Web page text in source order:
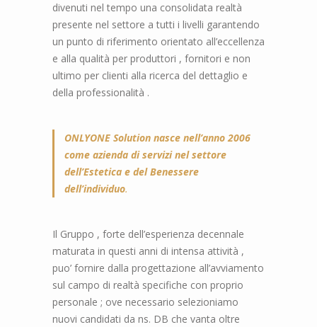
divenuti nel tempo una consolidata realtà
presente nel settore a tutti i livelli garantendo
un punto di riferimento orientato all’eccellenza
e alla qualità per produttori , fornitori e non
ultimo per clienti alla ricerca del dettaglio e
della professionalità .
ONLYONE Solution nasce nell’anno 2006
come azienda di servizi nel settore
dell’Estetica e del Benessere
dell’individuo.
Il Gruppo , forte dell’esperienza decennale
maturata in questi anni di intensa attività ,
puo’ fornire dalla progettazione all’avviamento
sul campo di realtà specifiche con proprio
personale ; ove necessario selezioniamo
nuovi candidati da ns. DB che vanta oltre